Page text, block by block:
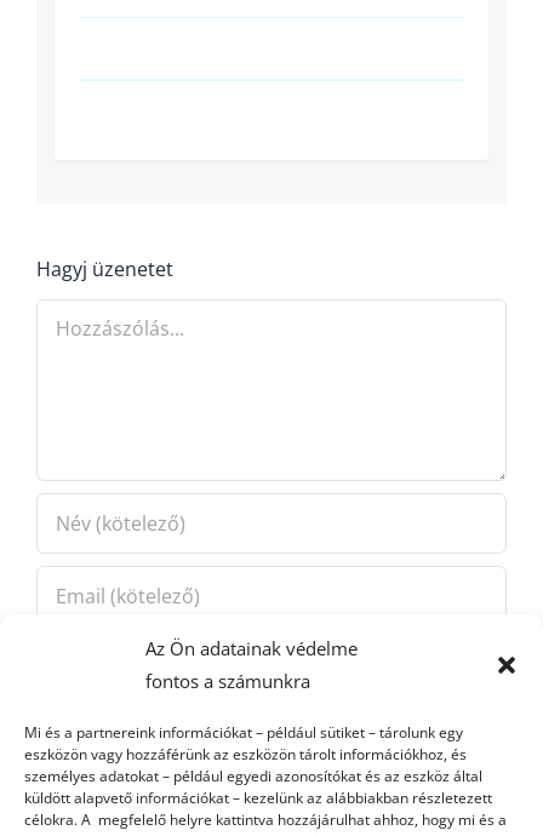
Az Ön adatainak védelme
fontos a számunkra
Mi és a partnereink információkat – például sütiket – tárolunk egy
eszközön vagy hozzáférünk az eszközön tárolt információkhoz, és
személyes adatokat – például egyedi azonosítókat és az eszköz által
küldött alapvető információkat – kezelünk az alábbiakban részletezett
célokra. A megfelelő helyre kattintva hozzájárulhat ahhoz, hogy mi és a
Hagyj üzenetet
Jegyezze meg a nevet, emailt és webcímet ha
legközelebb hozzászólok.